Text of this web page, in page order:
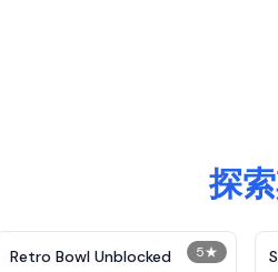
探
5★
Retro Bowl Unblocked